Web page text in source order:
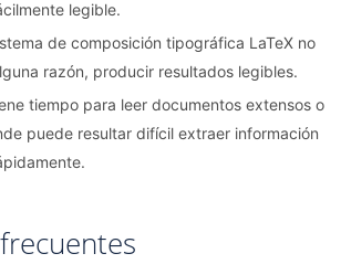
legible.
de composición tipográfica LaTeX no
razón, producir resultados legibles.
tiempo para leer documentos extensos o
puede resultar difícil extraer información